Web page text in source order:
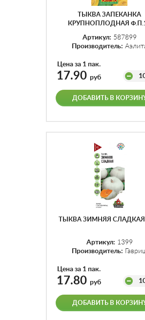
ТЫКВА ЗАПЕКАНКА
КРУПНОПЛОДНАЯ
Артикул: 587899
Производитель:
Цена за 1 пак.
17.90 руб
ДОБАВИТЬ В
ТЫКВА ЗИМНЯЯ СЛАДКАЯ
Артикул: 1399
Производитель:
Цена за 1 пак.
17.80 руб
ДОБАВИТЬ В